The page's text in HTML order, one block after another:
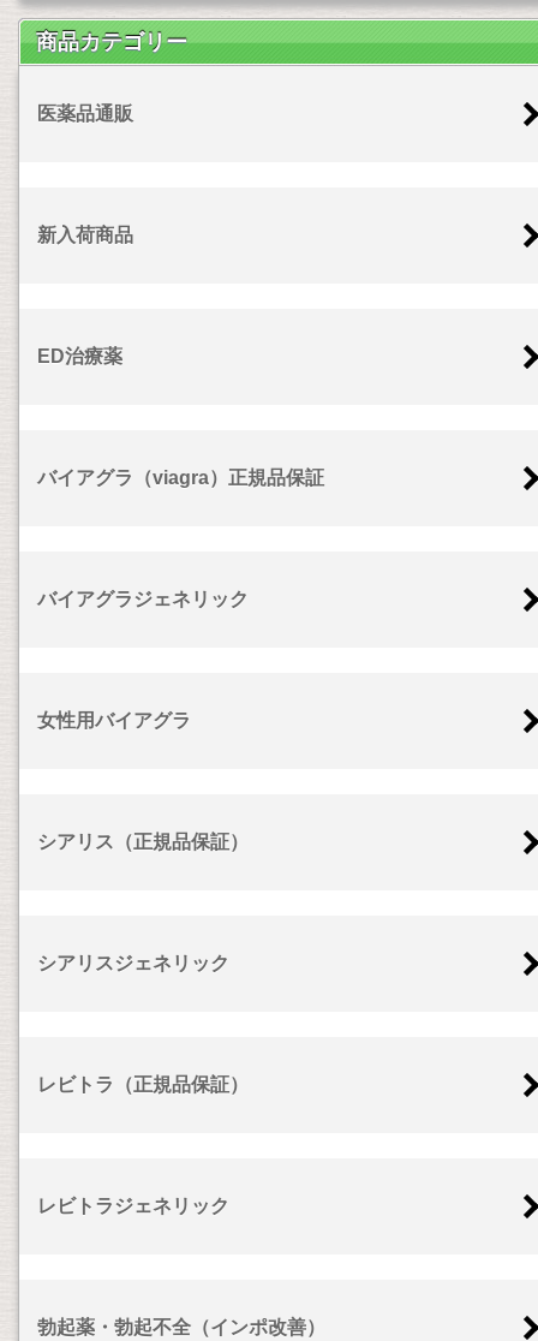
商品カテゴリー
医薬品通販
新入荷商品
ED治療薬
バイアグラ（viagra）正規品保証
バイアグラジェネリック
女性用バイアグラ
シアリス（正規品保証）
シアリスジェネリック
レビトラ（正規品保証）
レビトラジェネリック
勃起薬・勃起不全（インポ改善）